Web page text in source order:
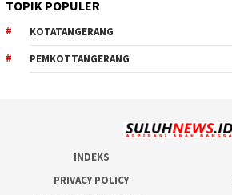
TOPIK POPULER
KOTATANGERANG
PEMKOTTANGERANG
INDEKS
PRIVACY POLICY